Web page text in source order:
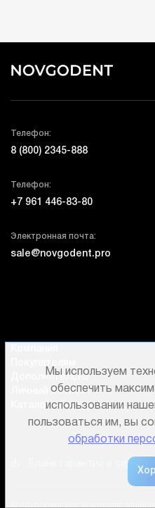
Телефон:
8 (800) 2345-888
Телефон:
+7 961 446-83-80
Электронная почта:
sale@novgodent.pro
Дополнительно
Личный кабинет
Каталог оборудования
Бланк гарантии и сервиса
Мы используем
обеспечить
использовании
пользоваться им, вы
обработки